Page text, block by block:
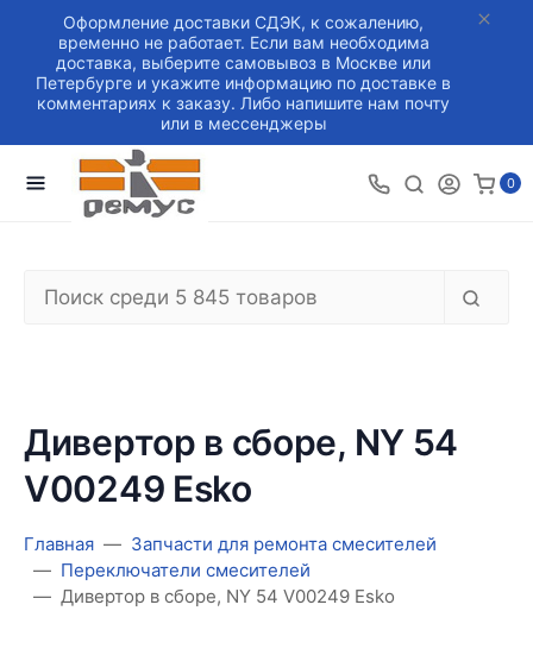
Оформление доставки СДЭК, к сожалению,
временно не работает. Если вам необходима
доставка, выберите самовывоз в Москве или
Петербурге и укажите информацию по доставке в
комментариях к заказу. Либо напишите нам почту
или в мессенджеры
0
Дивертор в сборе, NY 54
V00249 Esko
Главная
Запчасти для ремонта смесителей
Переключатели смесителей
Дивертор в сборе, NY 54 V00249 Esko